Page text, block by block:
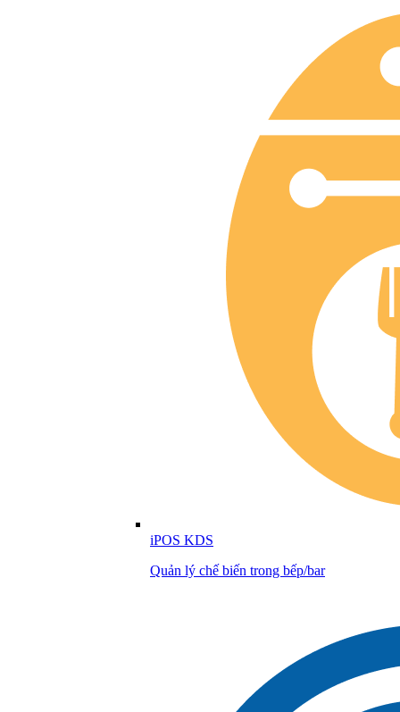
iPOS KDS
Quản lý chế biến trong bếp/bar